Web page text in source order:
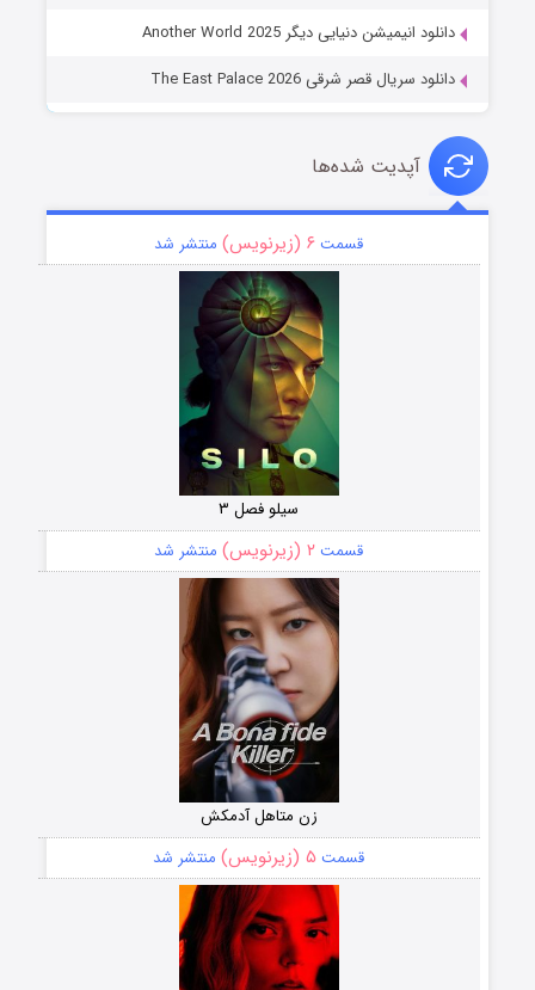
دانلود انیمیشن دنیایی دیگر Another World 2025
دانلود سریال قصر شرقی The East Palace 2026
آپدیت شده‌ها
قسمت ۶ (زیرنویس) منتشر شد
سیلو فصل ۳
قسمت ۲ (زیرنویس) منتشر شد
زن متاهل آدمکش
قسمت ۵ (زیرنویس) منتشر شد